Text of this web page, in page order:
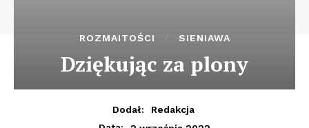
ROZMAITOŚCI SIENIAWA
Dziękując za plony
Dodał:
Redakcja